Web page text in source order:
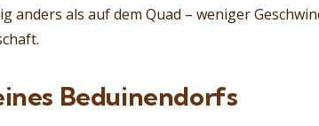
anders als auf dem Quad – weniger
Beduinendorfs